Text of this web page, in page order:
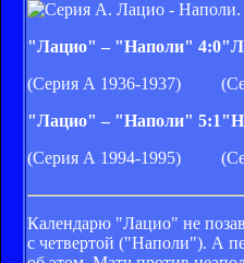
"Лацио" – "Наполи" 4:0
(Серия А 1936-1937)
"Лацио" – "Наполи" 5:1
(Серия А 1994-1995)
Календарю "Лацио" не
с четвертой ("Наполи"). А